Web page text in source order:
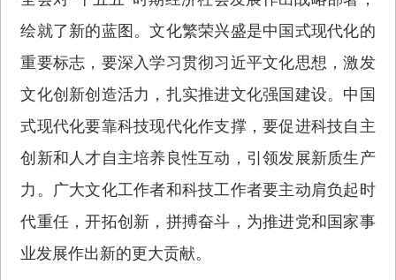
绘就了新的蓝图。文化繁荣兴盛是中国式现代化的
重要标志，要深入学习贯彻习近平文化思想，激发
文化创新创造活力，扎实推进文化强国建设。中国
式现代化要靠科技现代化作支撑，要促进科技自主
创新和人才自主培养良性互动，引领发展新质生产
力。广大文化工作者和科技工作者要主动肩负起时
代重任，开拓创新，拼搏奋斗，为推进党和国家事
业发展作出新的更大贡献。